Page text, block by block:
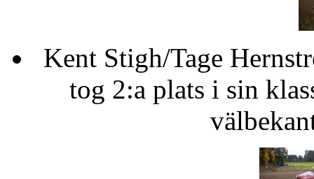
Kent Stigh/
tog 2:a plats i sin